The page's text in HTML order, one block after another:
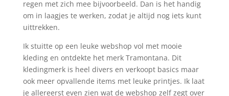
regen met zich mee bijvoorbeeld. Dan is het handig
om in laagjes te werken, zodat je altijd nog iets kunt
uittrekken.
Ik stuitte op een leuke webshop vol met mooie
kleding en ontdekte het merk Tramontana. Dit
kledingmerk is heel divers en verkoopt basics maar
ook meer opvallende items met leuke printjes. Ik laat
je allereerst even zien wat de webshop zelf zegt over